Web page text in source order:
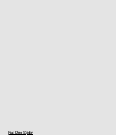
Fiat Dino Spider